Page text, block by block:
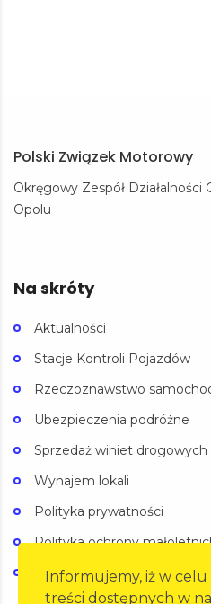
Polski Związek Motorowy
Okręgowy Zespół Działalności
Opolu
Na skróty
Aktualności
Stacje Kontroli Pojazdów
Rzeczoznawstwo
Ubezpieczenia podróżne
Sprzedaż winiet drogowych
Wynajem lokali
Polityka prywatności
Polityka ochrony
Polityka ochrony
Informujemy, iż w celu
treści dostępnych w